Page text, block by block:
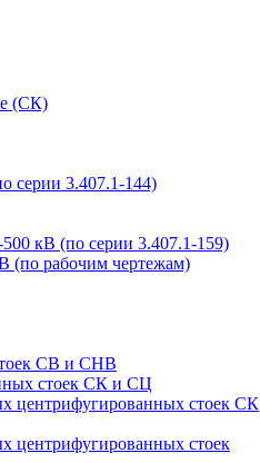
(СК)
серии 3.407.1-144)
кВ (по серии 3.407.1-159)
(по рабочим чертежам)
СВ и СНВ
стоек СК и СЦ
центрифугированных стоек СК
центрифугированных стоек